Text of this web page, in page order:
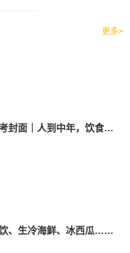
更多>
参考封面｜人到中年，饮食该如何调整？
冰饮、生冷海鲜、冰西瓜……泉州人夏季“标配”饮食极易引发胃肠炎